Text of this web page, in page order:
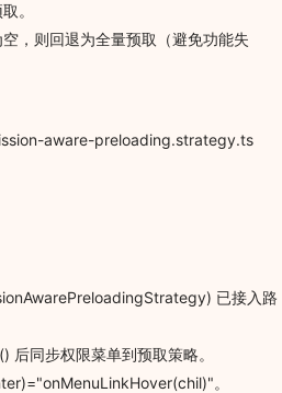
。
，则回退为全量预取（避免功能失
aware-preloading.strategy.ts
已接入路
后同步权限菜单到预取策略。
。